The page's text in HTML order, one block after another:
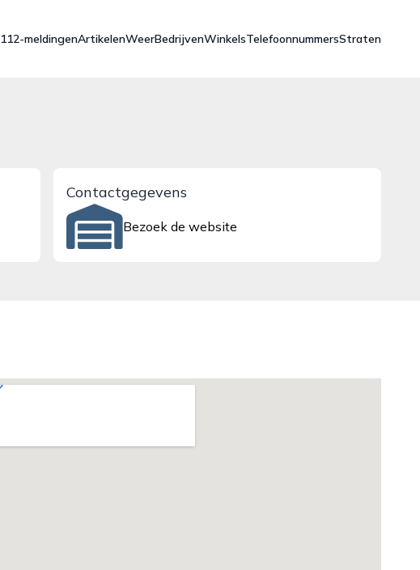
112-meldingenArtikelenWeerBedrijvenWinkelsTelefoonnummersStraten
Contactgegevens
Bezoek de website